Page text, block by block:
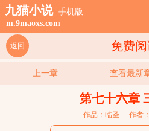
九猫小说 手机版
m.9maoxs.com
免费
返回
上一章 查看最新
第七十六章
作品：临圣 作者